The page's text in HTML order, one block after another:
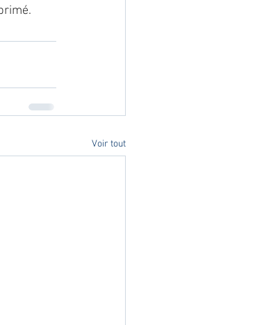
Voir tout